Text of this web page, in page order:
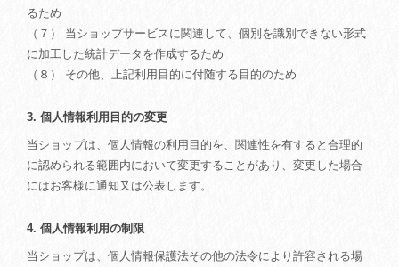
るため
（７） 当ショップサービスに関連して、個別を識別できない形式
に加工した統計データを作成するため
（８） その他、上記利用目的に付随する目的のため
3. 個人情報利用目的の変更
当ショップは、個人情報の利用目的を、関連性を有すると合理的
に認められる範囲内において変更することがあり、変更した場合
にはお客様に通知又は公表します。
4. 個人情報利用の制限
当ショップは、個人情報保護法その他の法令により許容される場